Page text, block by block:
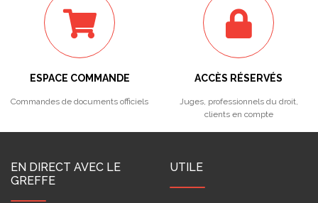
ESPACE COMMANDE
Commandes de documents officiels
ACCÈS RÉSERVÉS
Juges, professionnels du droit,
clients en compte
EN DIRECT AVEC LE
GREFFE
UTILE